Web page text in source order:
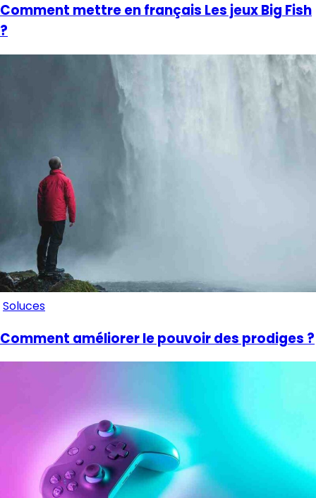
Comment mettre en français Les jeux Big Fish
?
Soluces
Comment améliorer le pouvoir des prodiges ?